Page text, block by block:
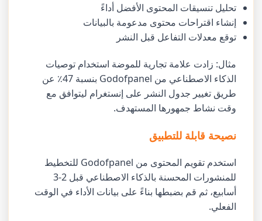
تحليل تنسيقات المحتوى الأفضل أداءً
إنشاء اقتراحات محتوى مدعومة بالبيانات
توقع معدلات التفاعل قبل النشر
مثال: زادت علامة تجارية للموضة استخدام توصيات
الذكاء الاصطناعي من Godofpanel بنسبة 47٪ عن
طريق تغيير جدول النشر على إنستغرام ليتوافق مع
وقت نشاط جمهورها المستهدف.
نصيحة قابلة للتطبيق
استخدم تقويم المحتوى من Godofpanel للتخطيط
للمنشورات المحسنة بالذكاء الاصطناعي قبل 2-3
أسابيع، ثم قم بضبطها بناءً على بيانات الأداء في الوقت
الفعلي.